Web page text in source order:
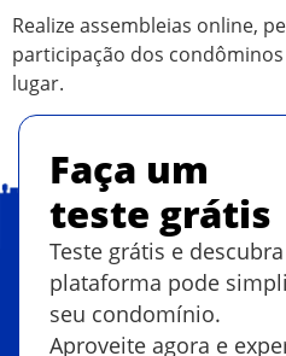
Realize assembleias online,
participação dos
lugar.
Faça um
teste grátis
Teste grátis e
plataforma pode
seu condomínio.
Aproveite agora e